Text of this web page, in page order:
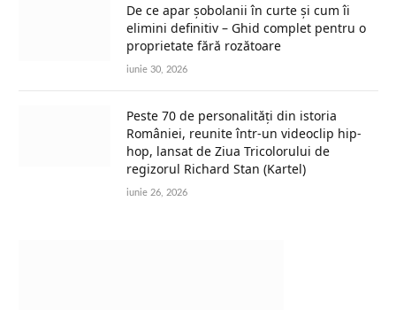
De ce apar șobolanii în curte și cum îi
elimini definitiv – Ghid complet pentru o
proprietate fără rozătoare
iunie 30, 2026
Peste 70 de personalități din istoria
României, reunite într-un videoclip hip-
hop, lansat de Ziua Tricolorului de
regizorul Richard Stan (Kartel)
iunie 26, 2026